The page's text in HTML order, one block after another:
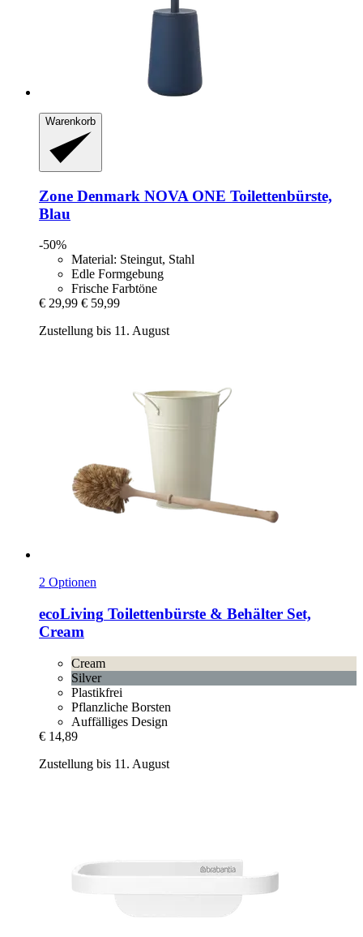
Warenkorb
Zone Denmark NOVA ONE Toilettenbürste,
Blau
-50%
Material: Steingut, Stahl
Edle Formgebung
Frische Farbtöne
€ 29,99 € 59,99
Zustellung bis 11. August
2 Optionen
ecoLiving Toilettenbürste & Behälter Set,
Cream
Cream
Silver
Plastikfrei
Pflanzliche Borsten
Auffälliges Design
€ 14,89
Zustellung bis 11. August